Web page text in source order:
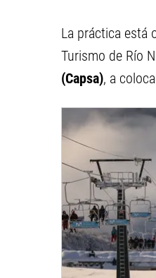
La práctica está
Turismo de Río
(Capsa), a